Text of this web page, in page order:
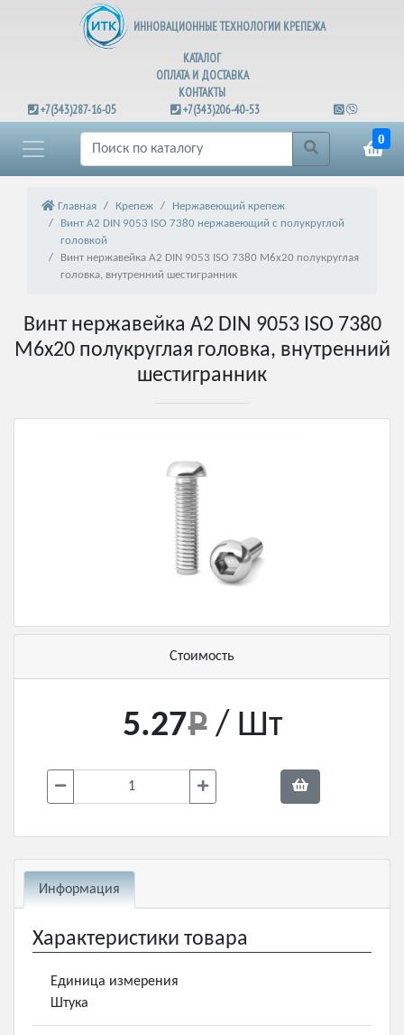
ИННОВАЦИОННЫЕ ТЕХНОЛОГИИ КРЕПЕЖА
КАТАЛОГ
ОПЛАТА И ДОСТАВКА
КОНТАКТЫ
+7(343)287-16-05
+7(343)206-40-53
0
Главная Крепеж
Нержавеющий крепеж
Винт А2 DIN 9053 ISO 7380 нержавеющий с полукруглой
головкой
Винт нержавейка А2 DIN 9053 ISO 7380 М6х20 полукруглая
головка, внутренний шестигранник
Винт нержавейка А2 DIN 9053 ISO 7380
М6х20 полукруглая головка, внутренний
шестигранник
Стоимость
5.27 / Шт
Информация
Характеристики товара
Единица измерения
Штука